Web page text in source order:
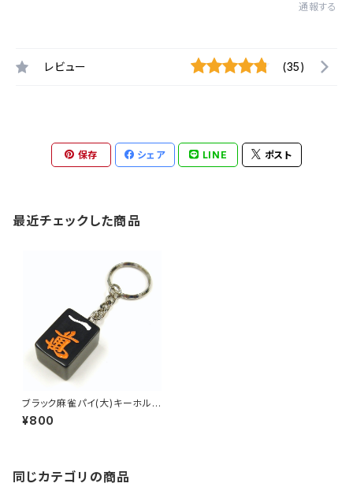
通報する
レビュー (35)
保存 シェア LINE ポスト
最近チェックした商品
ブラック麻雀パイ(大)キーホルダ
ー イーマン
¥800
同じカテゴリの商品